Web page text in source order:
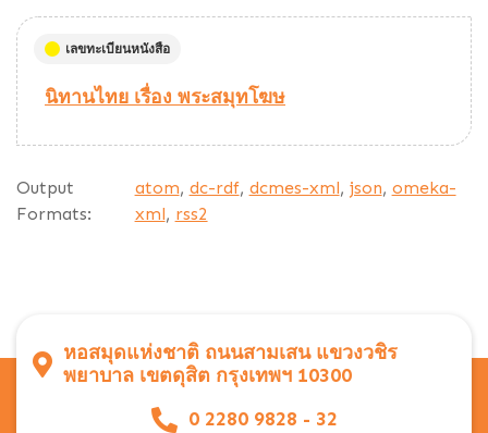
เลขทะเบียนหนังสือ
นิทานไทย เรื่อง พระสมุทโฆษ
Output
Formats:
atom, dc-rdf, dcmes-xml, json, omeka-
xml, rss2
หอสมุดแห่งชาติ ถนนสามเสน แขวงวชิร
พยาบาล เขตดุสิต กรุงเทพฯ 10300
0 2280 9828 - 32